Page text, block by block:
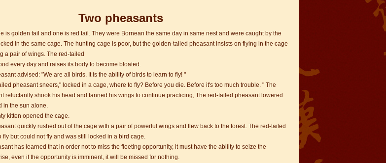
2025 招生开启
系我们
常州的考生可以在自己家门口参加汉语考试了
2025 招生开启
Two pheasants
is golden tail and one is red tail. They were Bornean the same day in same nest and were caught by the
in the same cage. The hunting cage is poor, but the golden-tailed pheasant insists on flying in the cage
a pair of wings. The red-tailed
every day and raises its body to become bloated.
advised: "We are all birds. It is the ability of birds to learn to fly! "
pheasant sneers," locked in a cage, where to fly? Before you die. Before it's too much trouble. " The
reluctantly shook his head and fanned his wings to continue practicing; The red-tailed pheasant lowered
in the sun alone.
kitten opened the cage.
quickly rushed out of the cage with a pair of powerful wings and flew back to the forest. The red-tailed
fly but could not fly and was still locked in a bird cage.
has learned that in order not to miss the fleeting opportunity, it must have the ability to seize the
even if the opportunity is imminent, it will be missed for nothing.